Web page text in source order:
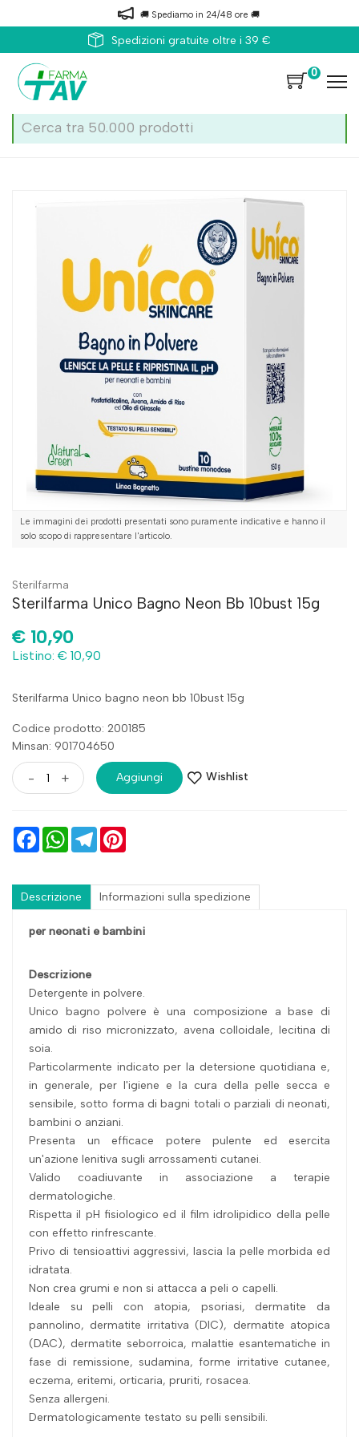
🚚 Spediamo in 24/48 ore 🚚
Spedizioni gratuite oltre i 39 €
0
Sterilfarma Unico Bagno Neon Bb 10bust 15g
Le immagini dei prodotti presentati sono puramente indicative e hanno il
solo scopo di rappresentare l'articolo.
Sterilfarma
Sterilfarma Unico Bagno Neon Bb 10bust 15g
€ 10,90
Listino: € 10,90
Sterilfarma Unico bagno neon bb 10bust 15g
Codice prodotto: 200185
Minsan: 901704650
- + Aggiungi Wishlist
FacebookWhatsAppTelegram
Descrizione Informazioni sulla spedizione
per neonati e bambini
Descrizione
Detergente in polvere.
Unico bagno polvere è una composizione a base di
amido di riso micronizzato, avena colloidale, lecitina di
soia.
Particolarmente indicato per la detersione quotidiana e,
in generale, per l'igiene e la cura della pelle secca e
sensibile, sotto forma di bagni totali o parziali di neonati,
bambini o anziani.
Presenta un efficace potere pulente ed esercita
un'azione lenitiva sugli arrossamenti cutanei.
Valido coadiuvante in associazione a terapie
dermatologiche.
Rispetta il pH fisiologico ed il film idrolipidico della pelle
con effetto rinfrescante.
Privo di tensioattivi aggressivi, lascia la pelle morbida ed
idratata.
Non crea grumi e non si attacca a peli o capelli.
Ideale su pelli con atopia, psoriasi, dermatite da
pannolino, dermatite irritativa (DIC), dermatite atopica
(DAC), dermatite seborroica, malattie esantematiche in
fase di remissione, sudamina, forme irritative cutanee,
eczema, eritemi, orticaria, pruriti, rosacea.
Senza allergeni.
Dermatologicamente testato su pelli sensibili.